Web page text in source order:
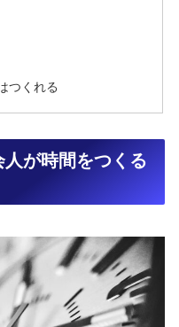
つくれる
が時間をつくる